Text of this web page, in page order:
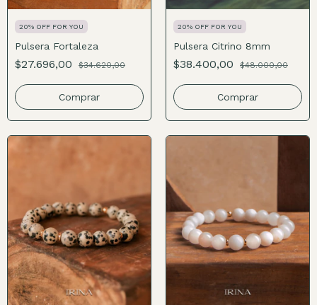
20% OFF FOR YOU
Pulsera Fortaleza
$27.696,00 $34.620,00
Comprar
20% OFF FOR YOU
Pulsera Citrino 8mm
$38.400,00 $48.000,00
Comprar